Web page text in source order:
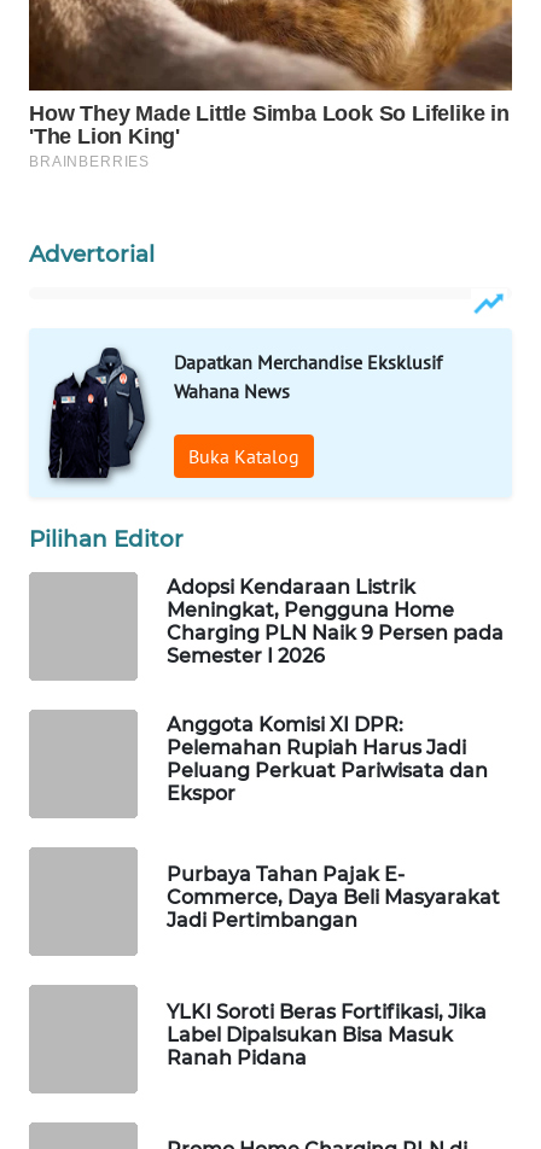
Advertorial
Dapatkan Merchandise Eksklusif
Wahana News
Buka Katalog
Pilihan Editor
Adopsi Kendaraan Listrik
Meningkat, Pengguna Home
Charging PLN Naik 9 Persen pada
Semester I 2026
Anggota Komisi XI DPR:
Pelemahan Rupiah Harus Jadi
Peluang Perkuat Pariwisata dan
Ekspor
Purbaya Tahan Pajak E-
Commerce, Daya Beli Masyarakat
Jadi Pertimbangan
YLKI Soroti Beras Fortifikasi, Jika
Label Dipalsukan Bisa Masuk
Ranah Pidana
WAHANA
UMKM
WAHANA
SELEB
WAHANA
HEALTH
WAHANA
DESA
LAPAK
Network
ID
NET